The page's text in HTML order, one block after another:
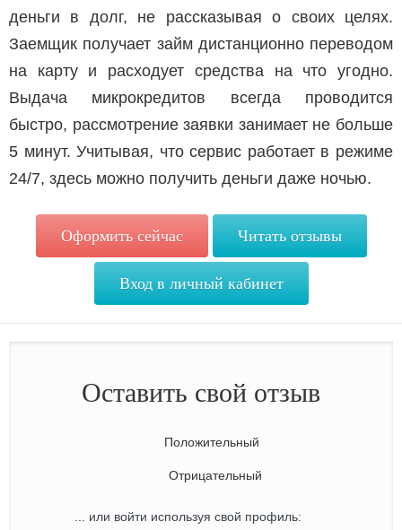
деньги в долг, не рассказывая о своих целях.
Заемщик получает займ дистанционно переводом
на карту и расходует средства на что угодно.
Выдача микрокредитов всегда проводится
быстро, рассмотрение заявки занимает не больше
5 минут. Учитывая, что сервис работает в режиме
24/7, здесь можно получить деньги даже ночью.
Оформить сейчас Читать отзывы
Вход в личный кабинет
Положительный
Отрицательный
Оставить свой отзыв
... или войти используя свой профиль: